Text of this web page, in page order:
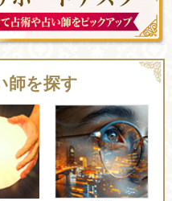
師を探す